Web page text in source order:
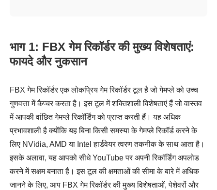
भाग 1: FBX गेम रिकॉर्डर की मुख्य विशेषताएं:
फायदे और नुकसान
FBX गेम रिकॉर्डर एक लोकप्रिय गेम रिकॉर्डर टूल है जो गेमप्ले को उच्च
गुणवत्ता में कैप्चर करता है। इस टूल में शक्तिशाली विशेषताएं हैं जो वास्तव
में आपकी वांछित गेमप्ले रिकॉर्डिंग को प्राप्त करती हैं। यह अधिक
प्रभावशाली है क्योंकि यह बिना किसी समस्या के गेमप्ले रिकॉर्ड करने के
लिए NVidia, AMD या Intel हार्डवेयर त्वरण तकनीक के साथ आता है।
इसके अलावा, यह आपको सीधे YouTube पर अपनी रिकॉर्डिंग अपलोड
करने में सक्षम बनाता है। इस टूल की क्षमताओं की सीमा के बारे में अधिक
जानने के लिए, आप FBX गेम रिकॉर्डर की मुख्य विशेषताओं, पेशेवरों और